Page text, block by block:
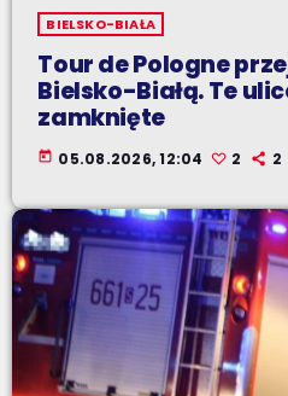
BIELSKO-BIAŁA
Tour de Pologne
Bielsko-Białą. Te
zamknięte
today 05.08.2026, 12:04 2 2